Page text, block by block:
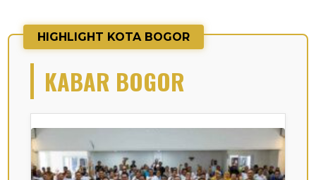
HIGHLIGHT KOTA BOGOR
KABAR BOGOR